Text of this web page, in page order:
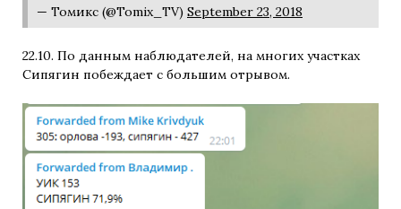
— Томикс (@Tomix_TV) September 23, 2018
22.10. По данным наблюдателей, на многих участках
Сипягин побеждает с большим отрывом.